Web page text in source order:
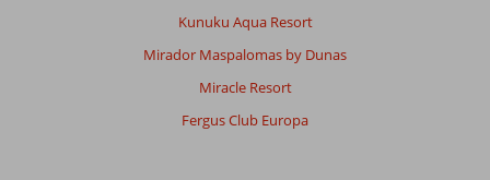
Kunuku Aqua Resort
Mirador Maspalomas by Dunas
Miracle Resort
Fergus Club Europa